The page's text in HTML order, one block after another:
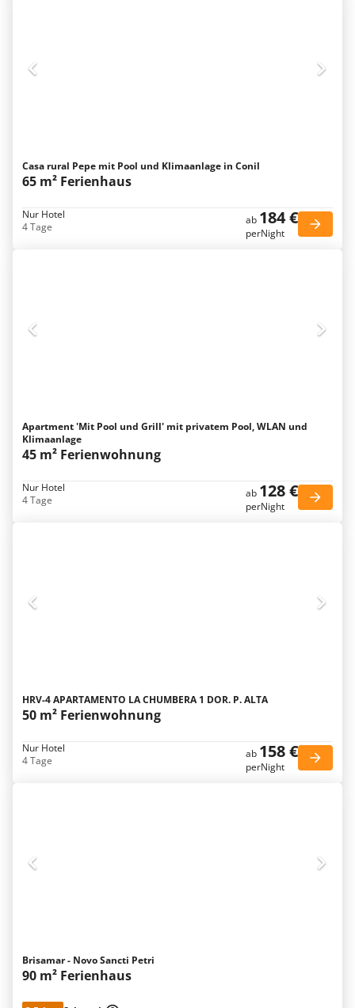
Casa rural Pepe mit Pool und Klimaanlage in Conil
65 m² Ferienhaus
Nur Hotel
4 Tage
ab 184 €
perNight
Apartment 'Mit Pool und Grill' mit privatem Pool, WLAN und
Klimaanlage
45 m² Ferienwohnung
Nur Hotel
4 Tage
ab 128 €
perNight
HRV-4 APARTAMENTO LA CHUMBERA 1 DOR. P. ALTA
50 m² Ferienwohnung
Nur Hotel
4 Tage
ab 158 €
perNight
Brisamar - Novo Sancti Petri
90 m² Ferienhaus